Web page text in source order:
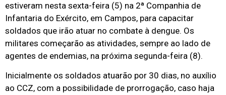
estiveram nesta sexta-feira (5) na 2ª Companhia de
Infantaria do Exército, em Campos, para capacitar
soldados que irão atuar no combate à dengue. Os
militares começarão as atividades, sempre ao lado de
agentes de endemias, na próxima segunda-feira (8).
Inicialmente os soldados atuarão por 30 dias, no auxílio
ao CCZ, com a possibilidade de prorrogação, caso haja